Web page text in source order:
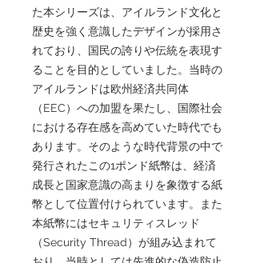
た本シリーズは、アイルランド文化と
歴史を強く意識したデザインが採用さ
れており、国民の誇りや伝統を表現す
ることを目的としていました。当時の
アイルランドは欧州経済共同体
（EEC）への加盟を果たし、国際社会
における存在感を高めていた時代でも
あります。そのような時代背景の中で
発行されたこの1ポンド紙幣は、経済
成長と国家意識の高まりを象徴する紙
幣として位置付けられています。また
本紙幣にはセキュリティスレッド
（Security Thread）が組み込まれて